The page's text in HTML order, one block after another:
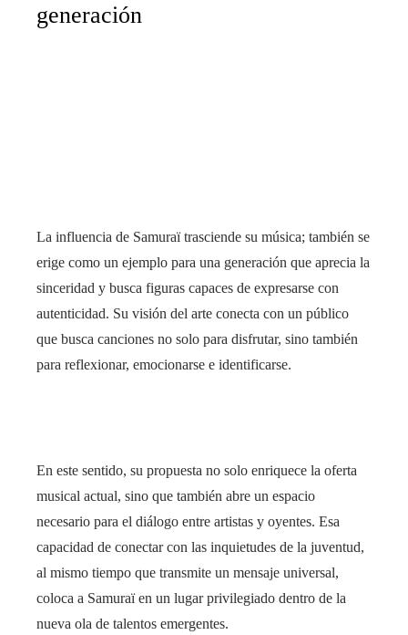
generación
La influencia de Samuraï trasciende su música; también se
erige como un ejemplo para una generación que aprecia la
sinceridad y busca figuras capaces de expresarse con
autenticidad. Su visión del arte conecta con un público
que busca canciones no solo para disfrutar, sino también
para reflexionar, emocionarse e identificarse.
En este sentido, su propuesta no solo enriquece la oferta
musical actual, sino que también abre un espacio
necesario para el diálogo entre artistas y oyentes. Esa
capacidad de conectar con las inquietudes de la juventud,
al mismo tiempo que transmite un mensaje universal,
coloca a Samuraï en un lugar privilegiado dentro de la
nueva ola de talentos emergentes.